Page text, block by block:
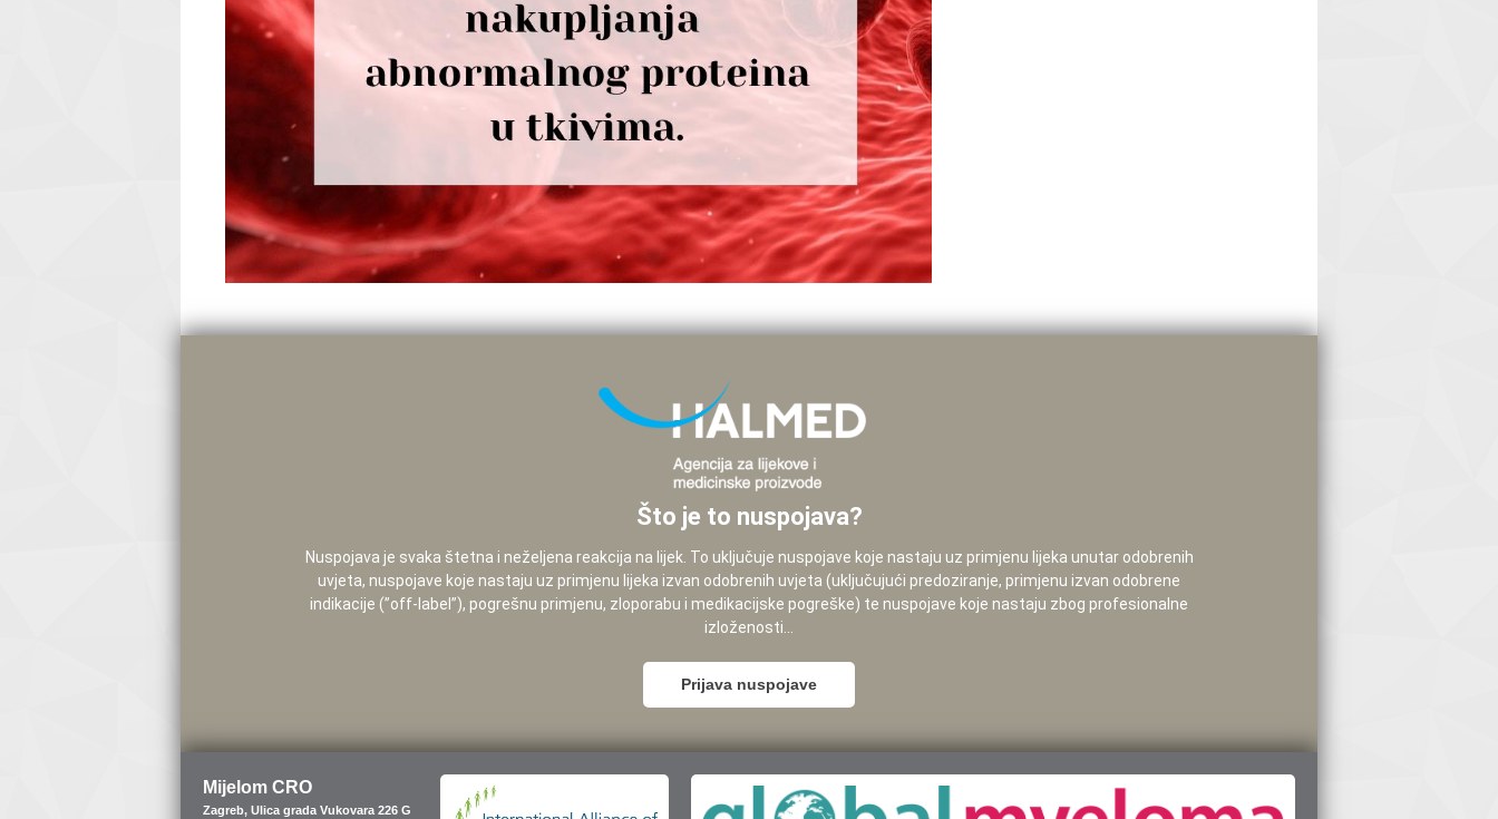
Što je to nuspojava?
Nuspojava je svaka štetna i neželjena reakcija na lijek. To uključuje nuspojave koje nastaju uz primjenu lijeka unutar odobrenih
uvjeta, nuspojave koje nastaju uz primjenu lijeka izvan odobrenih uvjeta (uključujući predoziranje, primjenu izvan odobrene
indikacije (”off-label”), pogrešnu primjenu, zloporabu i medikacijske pogreške) te nuspojave koje nastaju zbog profesionalne
izloženosti...
Prijava nuspojave
Mijelom CRO
Zagreb, Ulica grada Vukovara 226 G